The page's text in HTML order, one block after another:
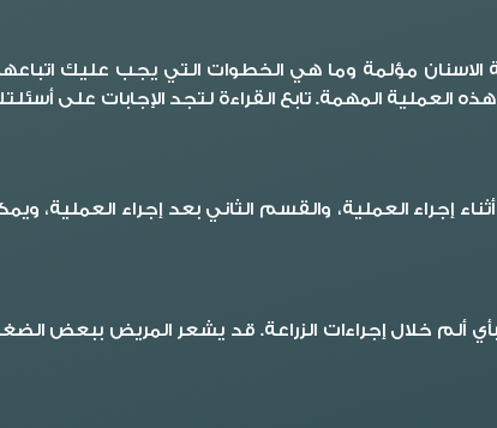
مؤلمة وما هي الخطوات التي يجب عليك
العملية المهمة. تابع القراءة لتجد الإجابات على
إجراء العملية، والقسم الثاني بعد إجراء العملية،
ألم خلال إجراءات الزراعة. قد يشعر المريض ببعض